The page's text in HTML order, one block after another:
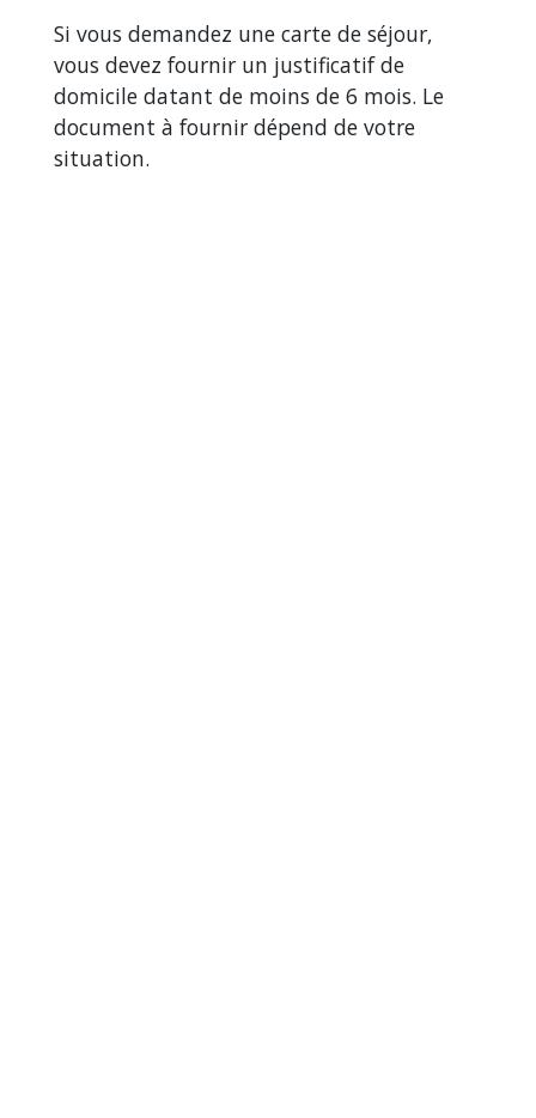
Si vous demandez une carte de séjour,
vous devez fournir un justificatif de
domicile datant de moins de 6 mois. Le
document à fournir dépend de votre
situation.